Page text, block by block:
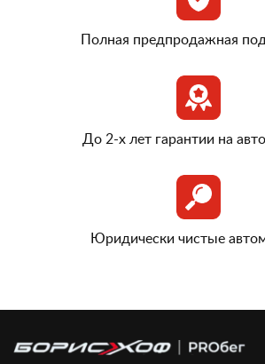
Полная предпродажная
До 2-х лет гарантии на
Юридически чистые